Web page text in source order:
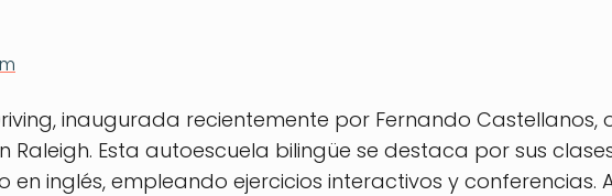
inaugurada recientemente por Fernando
Raleigh. Esta autoescuela bilingüe se destaca por sus
en inglés, empleando ejercicios interactivos y conferencias.